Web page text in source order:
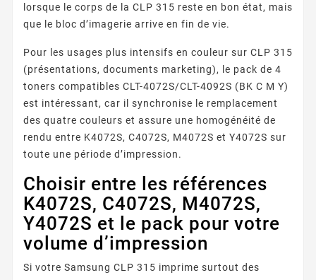
lorsque le corps de la CLP 315 reste en bon état, mais
que le bloc d’imagerie arrive en fin de vie.
Pour les usages plus intensifs en couleur sur CLP 315
(présentations, documents marketing), le pack de 4
toners compatibles CLT-4072S/CLT-4092S (BK C M Y)
est intéressant, car il synchronise le remplacement
des quatre couleurs et assure une homogénéité de
rendu entre K4072S, C4072S, M4072S et Y4072S sur
toute une période d’impression.
Choisir entre les références
K4072S, C4072S, M4072S,
Y4072S et le pack pour votre
volume d’impression
Si votre Samsung CLP 315 imprime surtout des